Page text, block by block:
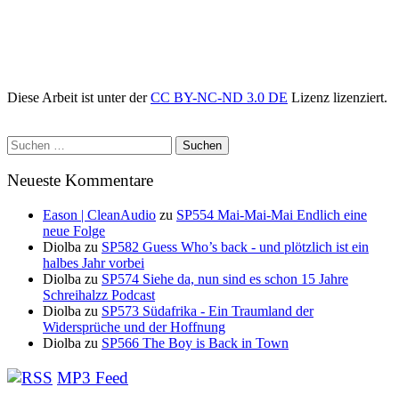
Diese Arbeit ist unter derCC BY-NC-ND 3.0 DE Lizenz lizenziert.
Suchen
nach:
Neueste Kommentare
Eason | CleanAudio zu SP554 Mai-Mai-Mai Endlich eine
neue Folge
Diolba zu SP582 Guess Who’s back - und plötzlich ist ein
halbes Jahr vorbei
Diolba zu SP574 Siehe da, nun sind es schon 15 Jahre
Schreihalzz Podcast
Diolba zu SP573 Südafrika - Ein Traumland der
Widersprüche und der Hoffnung
Diolba zu SP566 The Boy is Back in Town
MP3 Feed